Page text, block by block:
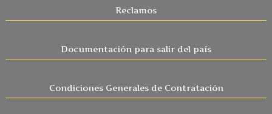
Reclamos
Documentación para salir del país
Condiciones Generales de Contratación